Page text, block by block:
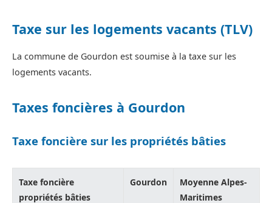
Taxe sur les logements vacants (TLV)
La commune de Gourdon est soumise à la taxe sur les
logements vacants.
Taxes foncières à Gourdon
Taxe foncière sur les propriétés bâties
Taxe foncière
propriétés bâties
Gourdon
Moyenne Alpes-
Maritimes